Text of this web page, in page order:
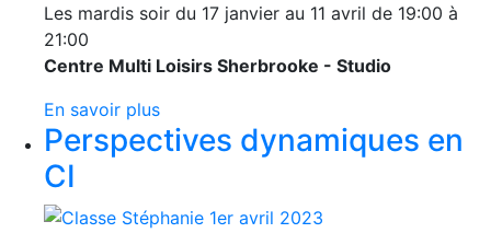
Les mardis soir du 17 janvier au 11 avril de 19:00 à
21:00
Centre Multi Loisirs Sherbrooke - Studio
En savoir plus
Perspectives dynamiques en
CI